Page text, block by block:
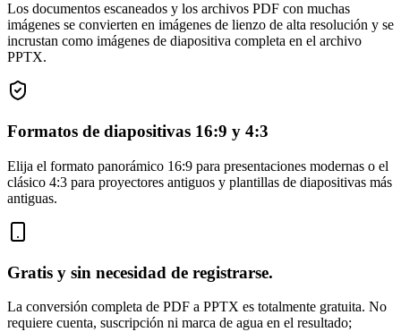
Los documentos escaneados y los archivos PDF con muchas
imágenes se convierten en imágenes de lienzo de alta resolución y se
incrustan como imágenes de diapositiva completa en el archivo
PPTX.
Formatos de diapositivas 16:9 y 4:3
Elija el formato panorámico 16:9 para presentaciones modernas o el
clásico 4:3 para proyectores antiguos y plantillas de diapositivas más
antiguas.
Gratis y sin necesidad de registrarse.
La conversión completa de PDF a PPTX es totalmente gratuita. No
requiere cuenta, suscripción ni marca de agua en el resultado;